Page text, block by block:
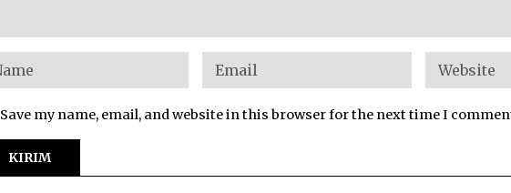
Save my name, email, and website in this browser for the next time I